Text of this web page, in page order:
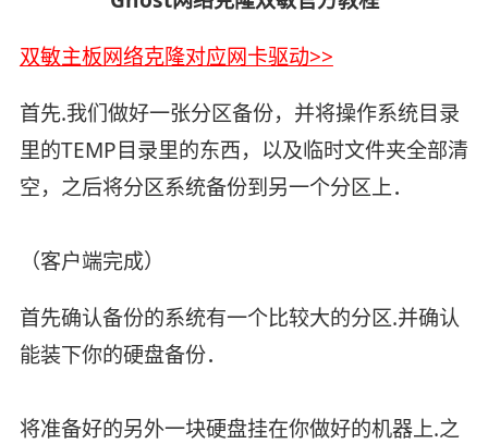
双敏主板网络克隆对应网卡驱动>>
首先.我们做好一张分区备份，并将操作系统目录
里的TEMP目录里的东西，以及临时文件夹全部清
空，之后将分区系统备份到另一个分区上．
（客户端完成）
首先确认备份的系统有一个比较大的分区.并确认
能装下你的硬盘备份．
将准备好的另外一块硬盘挂在你做好的机器上.之